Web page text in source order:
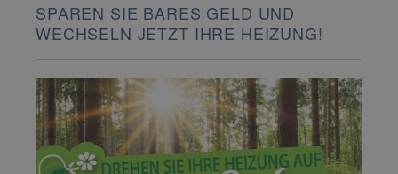
SPAREN SIE BARES GELD UND
WECHSELN JETZT IHRE HEIZUNG!